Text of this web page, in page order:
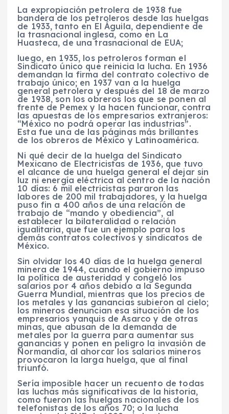
La expropiación petrolera de 1938 fue
bandera de los petroleros desde las huelgas
de 1933, tanto en El Águila, dependiente de
la trasnacional inglesa, como en La
Huasteca, de una trasnacional de EUA;
luego, en 1935, los petroleros forman el
Sindicato único que reinicia la lucha. En 1936
demandan la firma del contrato colectivo de
trabajo único; en 1937 van a la huelga
general petrolera y después del 18 de marzo
de 1938, son los obreros los que se ponen al
frente de Pemex y la hacen funcionar, contra
las apuestas de los empresarios extranjeros:
“México no podrá operar las industrias”.
Esta fue una de las páginas más brillantes
de los obreros de México y Latinoamérica.
Ni qué decir de la huelga del Sindicato
Mexicano de Electricistas de 1936, que tuvo
el alcance de una huelga general el dejar sin
luz ni energía eléctrica al centro de la nación
10 días: 6 mil electricistas pararon las
labores de 200 mil trabajadores, y la huelga
puso fin a 400 años de una relación de
trabajo de “mando y obediencia”, al
establecer la bilateralidad o relación
igualitaria, que fue un ejemplo para los
demás contratos colectivos y sindicatos de
México.
Sin olvidar los 40 días de la huelga general
minera de 1944, cuando el gobierno impuso
la política de austeridad y congeló los
salarios por 4 años debido a la Segunda
Guerra Mundial, mientras que los precios de
los metales y las ganancias subieron al cielo;
los mineros denuncian esa situación de los
empresarios yanquis de Asarco y de otras
minas, que abusan de la demanda de
metales por la guerra para aumentar sus
ganancias y ponen en peligro la invasión de
Normandía, al ahorcar los salarios mineros
provocaron la larga huelga, que al final
triunfó.
Sería imposible hacer un recuento de todas
las luchas más significativas de la historia,
como fueron las huelgas nacionales de los
telefonistas de los años 70; o la lucha